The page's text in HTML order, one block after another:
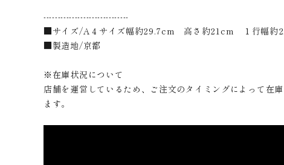
------------------------------
■サイズ/A４サイズ幅約29.7cm 高さ約21cm １行幅約
■製造地/京都
※在庫状況について
店舗を運営しているため、ご注文のタイミングによって在
ます。